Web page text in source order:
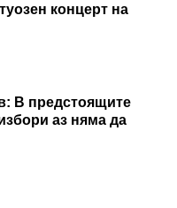
концерт на
В предстоящите
аз няма да